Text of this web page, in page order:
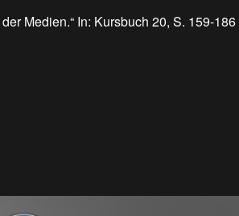
Medien.“ In: Kursbuch 20, S. 159-186